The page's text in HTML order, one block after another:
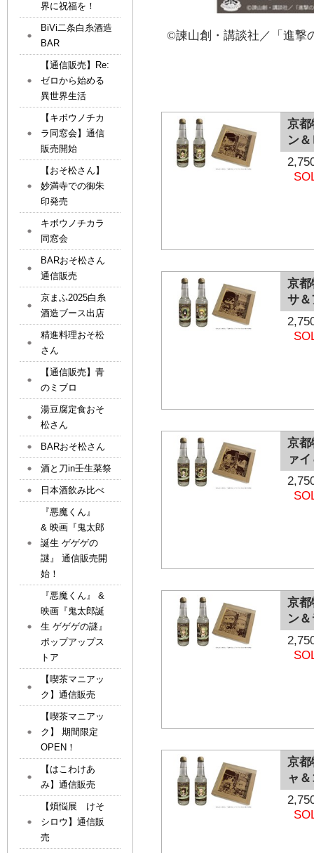
©諫山創・講談社／「進撃
京都
ン
京都
サ＆
京都
ァ
京都
ン
京都
ャ
界に祝福を！
BiVi二条白糸酒造
BAR
【通信販売】Re:
ゼロから始める
異世界生活
【キボウノチカ
ラ同窓会】通信
販売開始
【おそ松さん】
妙満寺での御朱
印発売
キボウノチカラ
同窓会
BARおそ松さん
通信販売
京まふ2025白糸
酒造ブース出店
精進料理おそ松
さん
【通信販売】青
のミブロ
湯豆腐定食おそ
松さん
BARおそ松さん
酒と刀in壬生菜祭
日本酒飲み比べ
『悪魔くん』
& 映画『鬼太郎
誕生 ゲゲゲの
謎』 通信販売開
始！
『悪魔くん』 &
映画『鬼太郎誕
生 ゲゲゲの謎』
ポップアップス
トア
【喫茶マニアッ
ク】通信販売
【喫茶マニアッ
ク】 期間限定
OPEN！
【はこわけあ
み】通信販売
【煩悩展 けそ
シロウ】通信販
売